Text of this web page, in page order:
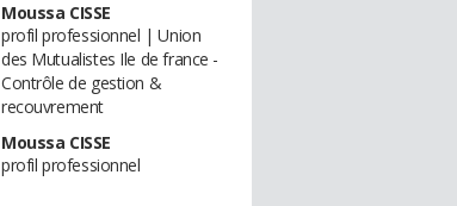
Moussa CISSE
profil professionnel | Union
des Mutualistes Ile de france -
Contrôle de gestion &
recouvrement
Moussa CISSE
profil professionnel